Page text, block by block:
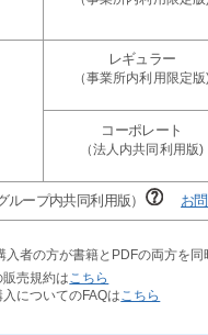
ループ内共同利用版） お
者の方が書籍とPDFの両方を
売規約は こちら
についてのFAQは こちら